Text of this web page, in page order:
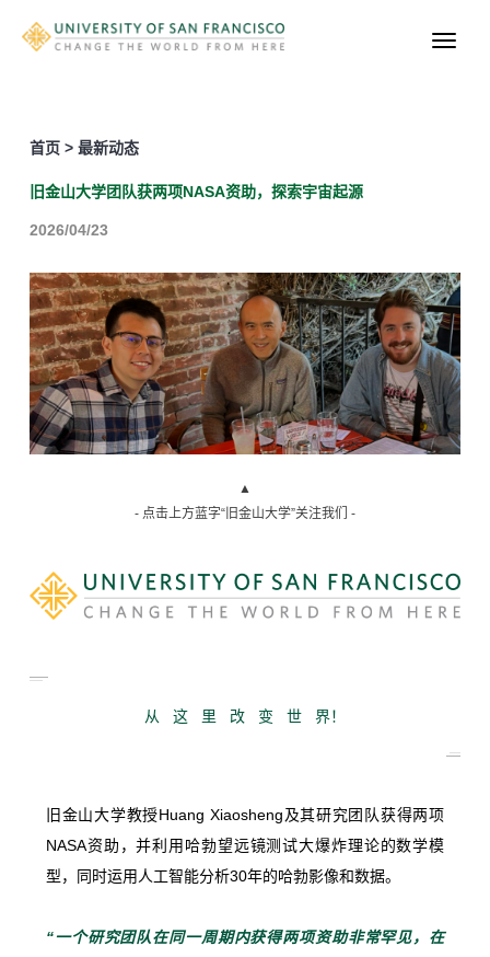
首页 > 最新动态
旧金山大学团队获两项NASA资助，探索宇宙起源
2026/04/23
▲
- 点击上方蓝字“旧金山大学”关注我们 -
从 这 里 改 变 世 界！
旧金山大学教授Huang Xiaosheng及其研究团队获得两项
NASA资助，并利用 哈勃望远镜测试大爆炸理论的数学模
型，
同时运用 人工智能分析30年的哈勃影像和数据。
“一个研究团队在同一周期内获得两项资助非常罕见， 在